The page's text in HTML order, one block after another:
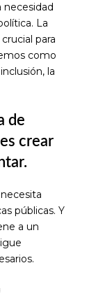
necesidad
La
para
como
la
de
crear
públicas. Y
a un